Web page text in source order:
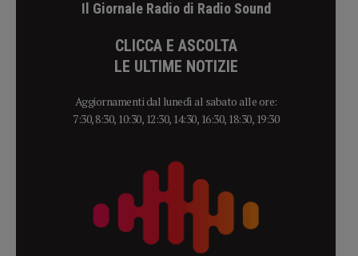
Il Giornale Radio di Radio Sound
CLICCA E ASCOLTA
LE ULTIME NOTIZIE
Aggiornamenti dal lunedì al sabato alle ore:
7:30, 8:30, 10:30, 12:30, 14:30, 16:30, 18:30, 19:30